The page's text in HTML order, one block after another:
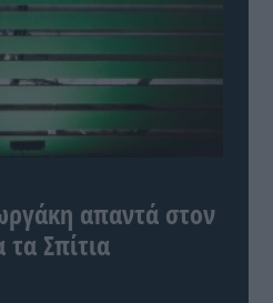
απαντά στον
Σπίτια